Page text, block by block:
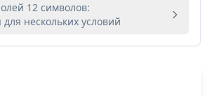
12 символов:
для нескольких условий